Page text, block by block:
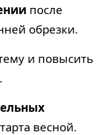
после
обрезки.
и повысить
.
весной.